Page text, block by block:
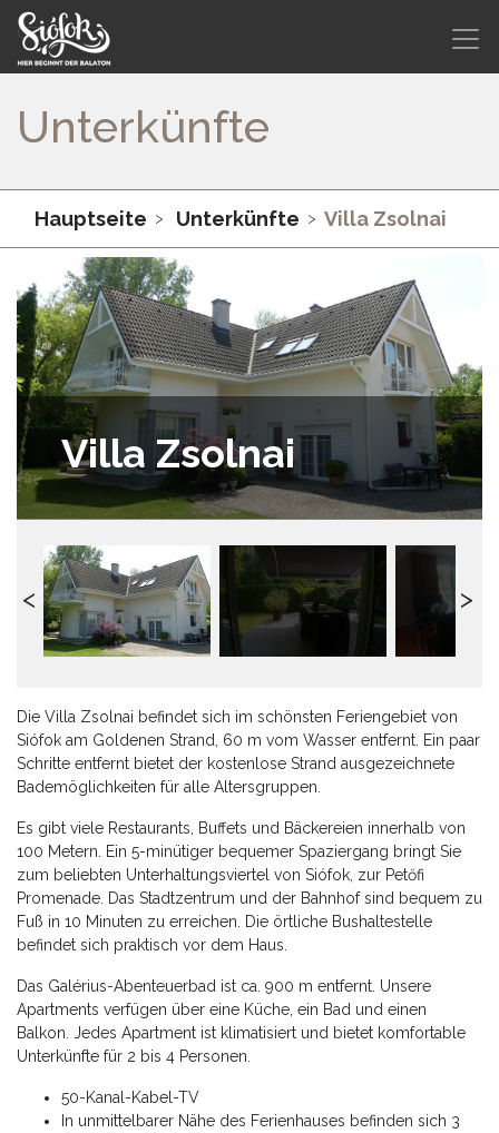
Unterkünfte
Hauptseite Unterkünfte Villa Zsolnai
Villa Zsolnai
Die Villa Zsolnai befindet sich im schönsten Feriengebiet von
Siófok am Goldenen Strand, 60 m vom Wasser entfernt. Ein paar
Schritte entfernt bietet der kostenlose Strand ausgezeichnete
Bademöglichkeiten für alle Altersgruppen.
Es gibt viele Restaurants, Buffets und Bäckereien innerhalb von
100 Metern. Ein 5-minütiger bequemer Spaziergang bringt Sie
zum beliebten Unterhaltungsviertel von Siófok, zur Petőfi
Promenade. Das Stadtzentrum und der Bahnhof sind bequem zu
Fuß in 10 Minuten zu erreichen. Die örtliche Bushaltestelle
befindet sich praktisch vor dem Haus.
Das Galérius-Abenteuerbad ist ca. 900 m entfernt. Unsere
Apartments verfügen über eine Küche, ein Bad und einen
Balkon. Jedes Apartment ist klimatisiert und bietet komfortable
Unterkünfte für 2 bis 4 Personen.
50-Kanal-Kabel-TV
In unmittelbarer Nähe des Ferienhauses befinden sich 3